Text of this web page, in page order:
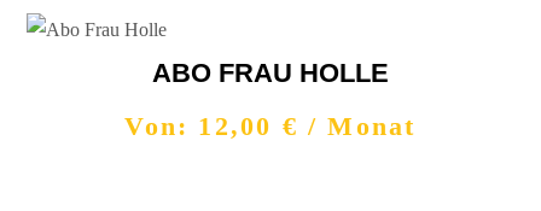
ABO FRAU HOLLE
Von: 12,00 € / Monat